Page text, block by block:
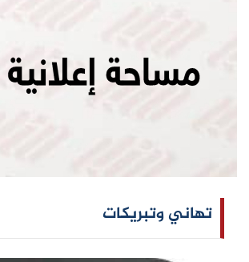
تهاني وتبريكات